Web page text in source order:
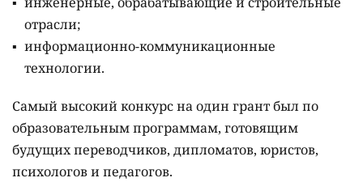
отрасли;
информационно-коммуникационные
технологии.
Самый высокий конкурс на один грант был по
образовательным программам, готовящим
будущих переводчиков, дипломатов, юристов,
психологов и педагогов.